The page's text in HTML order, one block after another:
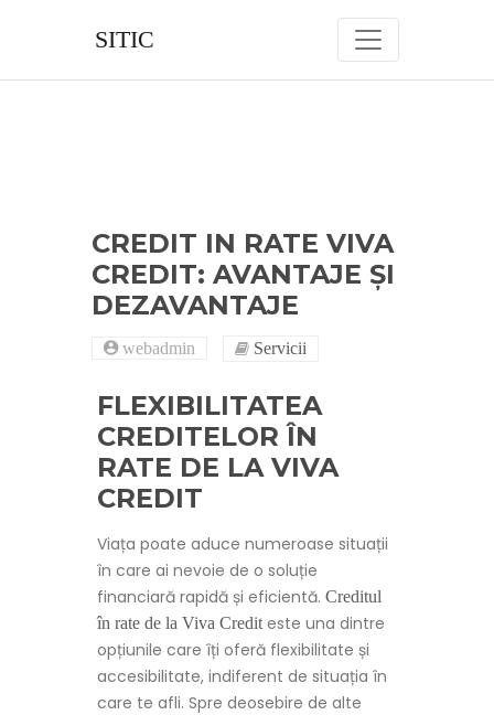
SITIC
CREDIT IN RATE VIVA
CREDIT: AVANTAJE ȘI
DEZAVANTAJE
webadmin Servicii
FLEXIBILITATEA
CREDITELOR ÎN
RATE DE LA VIVA
CREDIT
Viața poate aduce numeroase situații
în care ai nevoie de o soluție
financiară rapidă și eficientă. Creditul
în rate de la Viva Crediteste una dintre
opțiunile care îți oferă flexibilitate și
accesibilitate, indiferent de situația în
care te afli. Spre deosebire de alte